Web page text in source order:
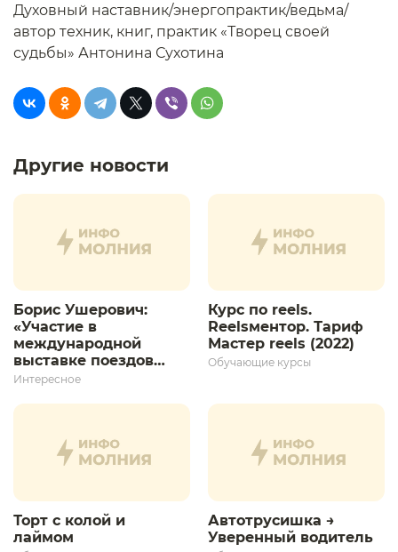
Духовный наставник/энергопрактик/ведьма/
автор техник, книг, практик «Творец своей
судьбы» Антонина Сухотина
Другие новости
Борис Ушерович:
«Участие в
международной
выставке поездов
дает толчок для
развития»
Интересное
Курс по reels.
Reelsментор. Тариф
Мастер reels (2022)
Обучающие курсы
Торт с колой и
лаймом
Автотрусишка →
Уверенный водитель​